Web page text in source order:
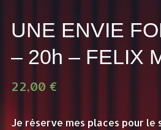
UNE ENVIE
– 20h – FELIX
22,00 €
Je réserve mes places pour le